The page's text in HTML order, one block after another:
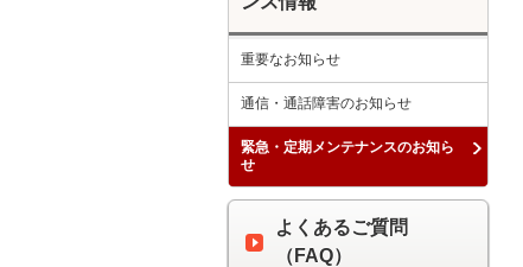
重要なお知らせ
通信・通話障害のお知らせ
緊急・定期メンテナンスのお知ら
せ
よくあるご質問
（FAQ）